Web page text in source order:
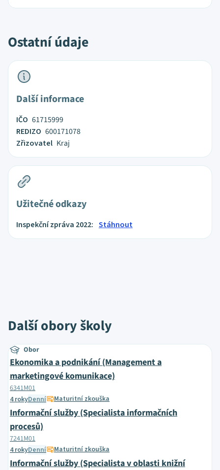
Ostatní údaje
Další informace
IČO 61715999
REDIZO 600171078
Zřizovatel Kraj
Užitečné odkazy
Inspekční zpráva 2022: Stáhnout
Další obory školy
Obor
Ekonomika a podnikání (Management a
marketingové komunikace)
6341M01
4 rokyDenní Maturitní zkouška
Informační služby (Specialista informačních
procesů)
7241M01
4 rokyDenní Maturitní zkouška
Informační služby (Specialista v oblasti knižní